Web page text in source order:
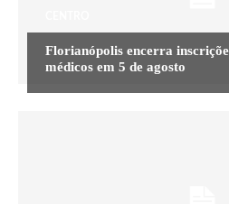
Florianópolis encerra
médicos em 5 de agosto